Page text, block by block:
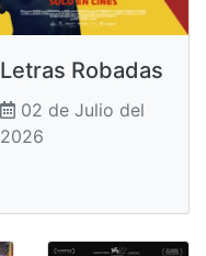
Letras Robadas
02 de Julio del
2026